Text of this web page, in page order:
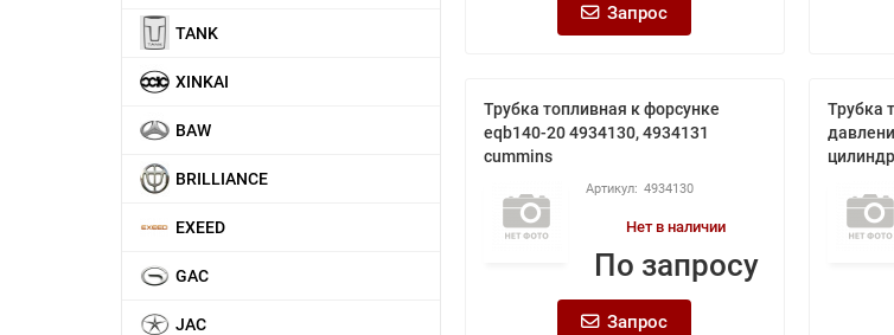
TANK
XINKAI
BAW
BRILLIANCE
EXEED
GAC
JAC
Запрос
Трубка топливная к форсунке
eqb140-20 4934130, 4934131
cummins
4934130
Нет в наличии
По запросу
Запрос
Трубка